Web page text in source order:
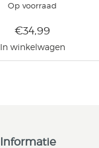
Op voorraad
€34,99
In winkelwagen
Informatie